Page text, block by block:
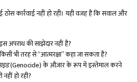
कार्रवाई नहीं हो रही। यही वजह है कि सवाल और
इस अपराध की साझेदार नहीं है?
भी तरह से “आत्मरक्षा” कहा जा सकता है?
(Genocide) के औज़ार के रूप में इस्तेमाल करने
हो रही?